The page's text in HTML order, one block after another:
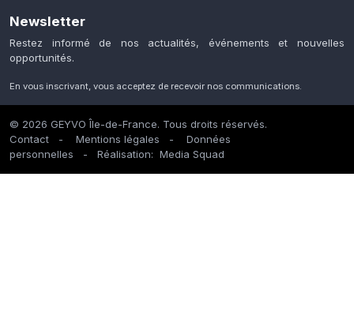
Newsletter
Restez informé de nos actualités, événements et nouvelles
opportunités.
En vous inscrivant, vous acceptez de recevoir nos communications.
© 2026 GEYVO Île-de-France. Tous droits réservés.
Contact - Mentions légales - Données
personnelles - Réalisation: Media Squad